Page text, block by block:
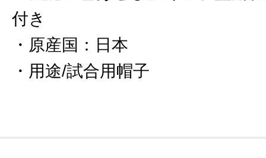
付き
原産国 ： 日本
用途/試合用帽子